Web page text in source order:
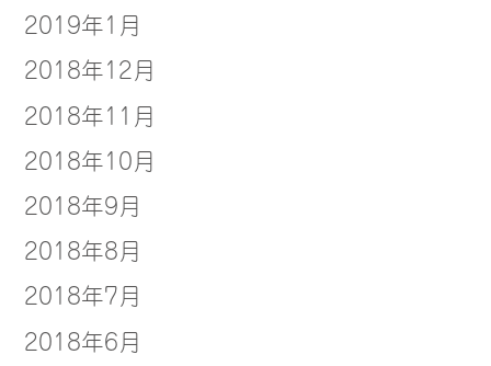
2019年1月
2018年12月
2018年11月
2018年10月
2018年9月
2018年8月
2018年7月
2018年6月